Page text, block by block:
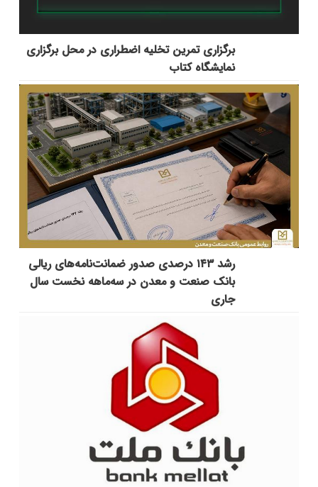
برگزاری تمرین تخلیه اضطراری در محل برگزاری
نمایشگاه کتاب
رشد ۱۴۳ درصدی صدور ضمانت‌نامه‌های ریالی
بانک صنعت و معدن در سه‌ماهه نخست سال
جاری